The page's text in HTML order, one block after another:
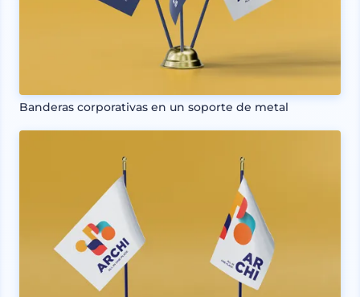
Banderas corporativas en un soporte de metal